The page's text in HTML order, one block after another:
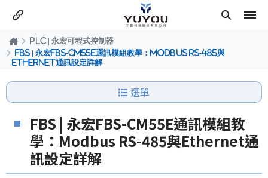
PLC | 永宏可程式控制器
FBS | 永宏FBS-CM55E通訊模組教學：Modbus RS-485與
Ethernet通訊設定詳解
選單
FBS | 永宏FBS-CM55E通訊模組教
學：Modbus RS-485與Ethernet通
訊設定詳解